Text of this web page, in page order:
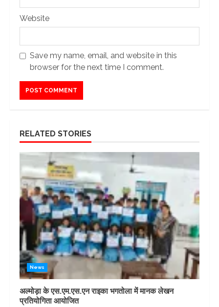
Website
Save my name, email, and website in this
browser for the next time I comment.
RELATED STORIES
News
अल्मोड़ा के एस.एम.एस.एन राइका भगतोला में मानक लेखन
प्रतियोगिता आयोजित